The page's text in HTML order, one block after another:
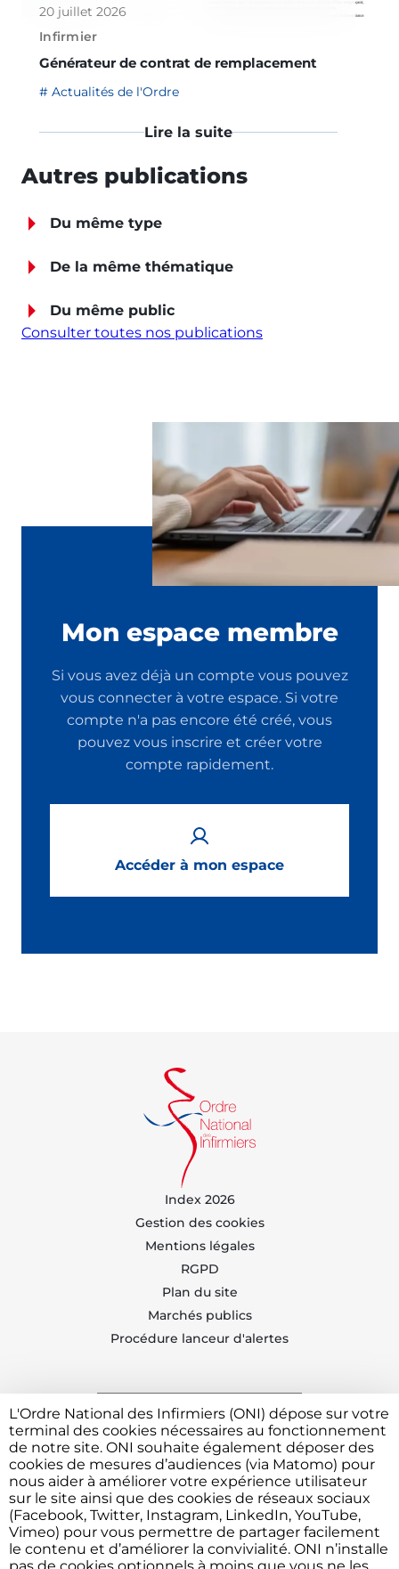
20 juillet 2026
Infirmier
Générateur de contrat de remplacement
Actualités de l'Ordre
Lire la suite
Autres publications
Du même type
De la même thématique
Du même public
Consulter toutes nos publications
Mon espace membre
Si vous avez déjà un compte vous pouvez
vous connecter à votre espace. Si votre
compte n'a pas encore été créé, vous
pouvez vous inscrire et créer votre
compte rapidement.
Accéder à mon espace
Index 2026
Gestion des cookies
Mentions légales
RGPD
Plan du site
Marchés publics
Procédure lanceur d'alertes
Trouvez votre CDOI
Contacter l'ONI
Vous avez besoin de déposer une plainte ou faire un
L'Ordre National des Infirmiers (ONI) dépose sur votre
terminal des cookies nécessaires au fonctionnement
de notre site. ONI souhaite également déposer des
cookies de mesures d’audiences (via Matomo) pour
nous aider à améliorer votre expérience utilisateur
sur le site ainsi que des cookies de réseaux sociaux
(Facebook, Twitter, Instagram, LinkedIn, YouTube,
Vimeo) pour vous permettre de partager facilement
le contenu et d’améliorer la convivialité. ONI n’installe